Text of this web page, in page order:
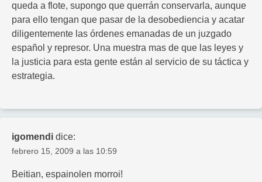
queda a flote, supongo que querrán conservarla, aunque
para ello tengan que pasar de la desobediencia y acatar
diligentemente las órdenes emanadas de un juzgado
español y represor. Una muestra mas de que las leyes y
la justicia para esta gente están al servicio de su táctica y
estrategia.
igomendi dice:
febrero 15, 2009 a las 10:59
Beitian, espainolen morroi!